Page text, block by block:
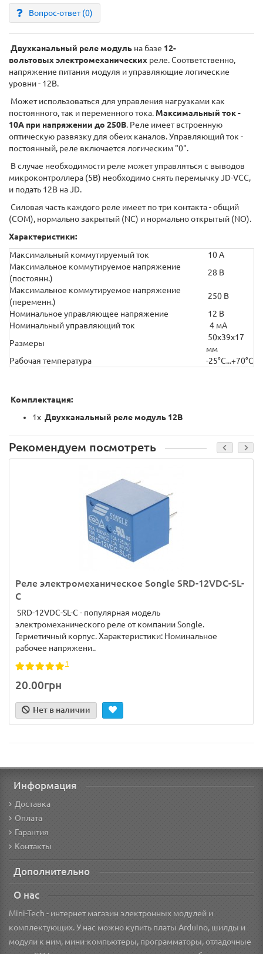
Вопрос-ответ(0)
Двухканальный реле модуль на базе 12-
вольтовых электромеханических реле. Соответственно,
напряжение питания модуля и управляющие логические
уровни - 12В.
Может использоваться для управления нагрузками как
постоянного, так и переменного тока. Максимальный ток -
10А при напряжении до 250В. Реле имеет встроенную
оптическую развязку для обеих каналов. Управляющий ток -
постоянный, реле включается логическим "0".
В случае необходимости реле может управляться с выводов
микроконтроллера (5В) необходимо снять перемычку JD-VCC,
и подать 12В на JD.
Силовая часть каждого реле имеет по три контакта - общий
(COM), нормально закрытый (NC) и нормально открытый (NO).
Характеристики:
Максимальный коммутируемый ток
10 А
Максимальное коммутируемое напряжение
(постоянн.)
28 В
Максимальное коммутируемое напряжение
(переменн.)
250 В
Номинальное управляющее напряжение
12 В
Номинальный управляющий ток
4 мА
Размеры
50х39х17
мм
Рабочая температура
-25°C...+70°C
Комплектация:
1х Двухканальный реле модуль 12В
Рекомендуем посмотреть
Реле электромеханическое Songle SRD-12VDC-SL-
C
SRD-12VDC-SL-C - популярная модель
электромеханического реле от компании Songle.
Герметичный корпус. Характеристики: Номинальное
рабочее напряжени..
1
20.00грн
Нет в наличии
Информация
Доставка
Оплата
Гарантия
Контакты
Дополнительно
О нас
Mini-Tech - интернет магазин электронных модулей и
комплектующих. У нас можно купить платы Arduino, шилды и
модули к ним, мини-компьютеры, программаторы, отладочные